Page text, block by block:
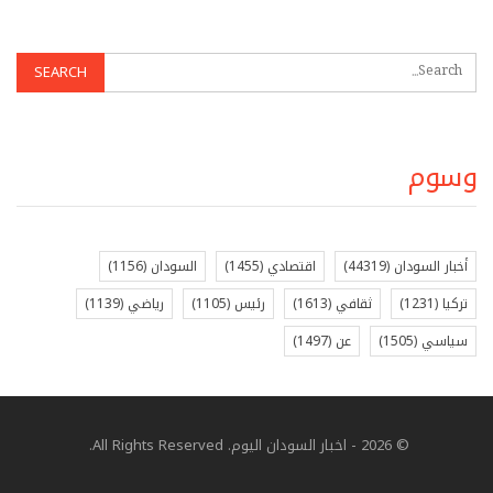
وسوم
أخبار السودان (44319) اقتصادي (1455) السودان (1156)
تركيا (1231) ثقافي (1613) رئيس (1105) رياضي (1139)
سياسي (1505) عن (1497)
© 2026 - اخبار السودان اليوم. All Rights Reserved.